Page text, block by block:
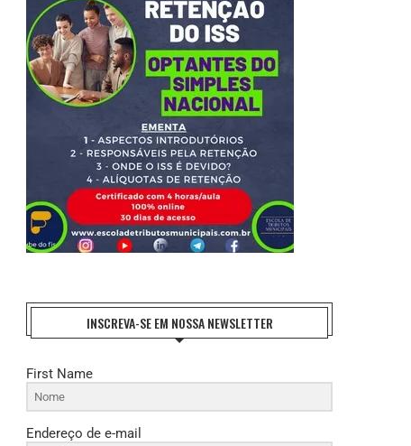
IMPLEMENTAÇÃO E A...
27 de julho de 2026
FAZEM HOMENAGEM
21 de julho de 2026
INSCREVA-SE EM NOSSA NEWSLETTER
First Name
Endereço de e-mail